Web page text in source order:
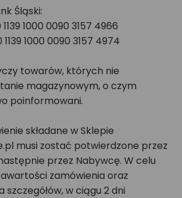
Śląski:
1139 1000 0090 3157 4966
1139 1000 0090 3157 4974
towarów, których nie
magazynowym, o czym
poinformowani.
składane w Sklepie
musi zostać potwierdzone przez
przez Nabywcę. W celu
zamówienia oraz
w ciągu 2 dni